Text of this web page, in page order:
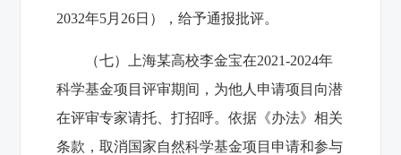
2032年5月26日），给予通报批评。
（七）上海某高校李金宝在2021-2024年
科学基金项目评审期间，为他人申请项目向潜
在评审专家请托、打招呼。依据《办法》相关
条款，取消国家自然科学基金项目申请和参与